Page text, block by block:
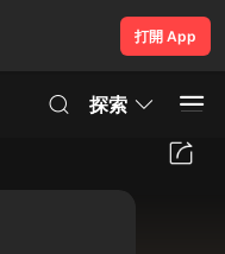
打開 App
探索